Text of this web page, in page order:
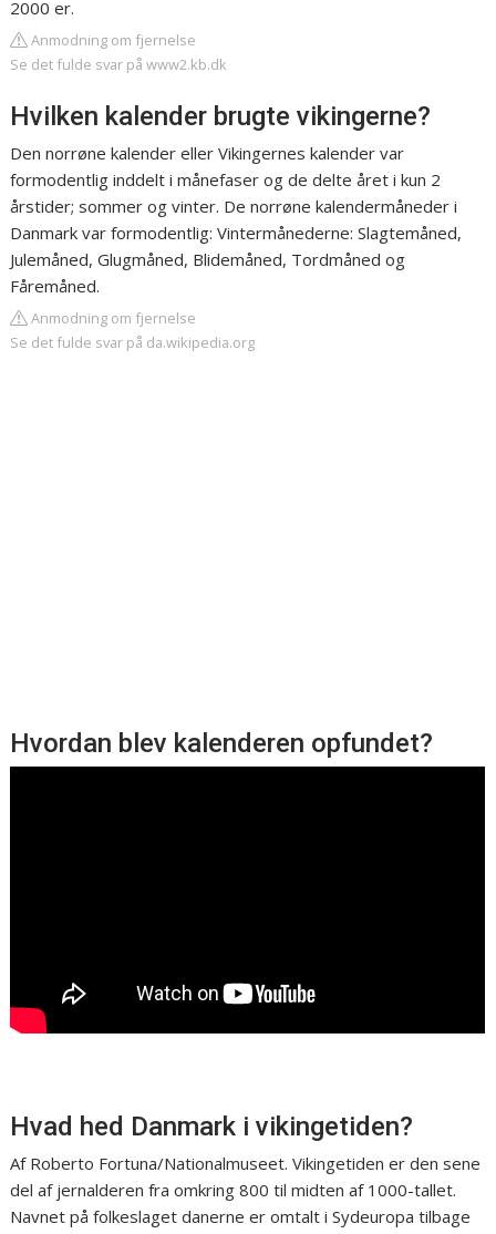
2000 er.
Anmodning om fjernelse
Se det fulde svar på www2.kb.dk
Hvilken kalender brugte vikingerne?
Den norrøne kalender eller Vikingernes kalender var
formodentlig inddelt i månefaser og de delte året i kun 2
årstider; sommer og vinter. De norrøne kalendermåneder i
Danmark var formodentlig: Vintermånederne: Slagtemåned,
Julemåned, Glugmåned, Blidemåned, Tordmåned og
Fåremåned.
Anmodning om fjernelse
Se det fulde svar på da.wikipedia.org
Hvordan blev kalenderen opfundet?
Hvad hed Danmark i vikingetiden?
Af Roberto Fortuna/Nationalmuseet. Vikingetiden er den sene
del af jernalderen fra omkring 800 til midten af 1000-tallet.
Navnet på folkeslaget danerne er omtalt i Sydeuropa tilbage